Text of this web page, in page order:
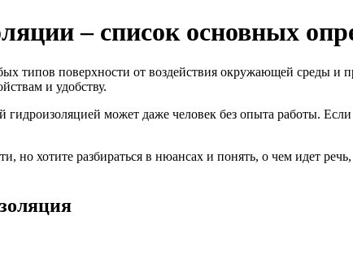
– список основных
типов поверхности от воздействия окружающей среды и
и удобству.
может даже человек без опыта работы.
но хотите разбираться в нюансах и понять, о чем идет